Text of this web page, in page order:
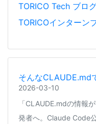
TORICO Tech ブロ
TORICOインターン
そんなCLAUDE.md
2026-03-10
「CLAUDE.mdの情報
発者へ。Claude Code